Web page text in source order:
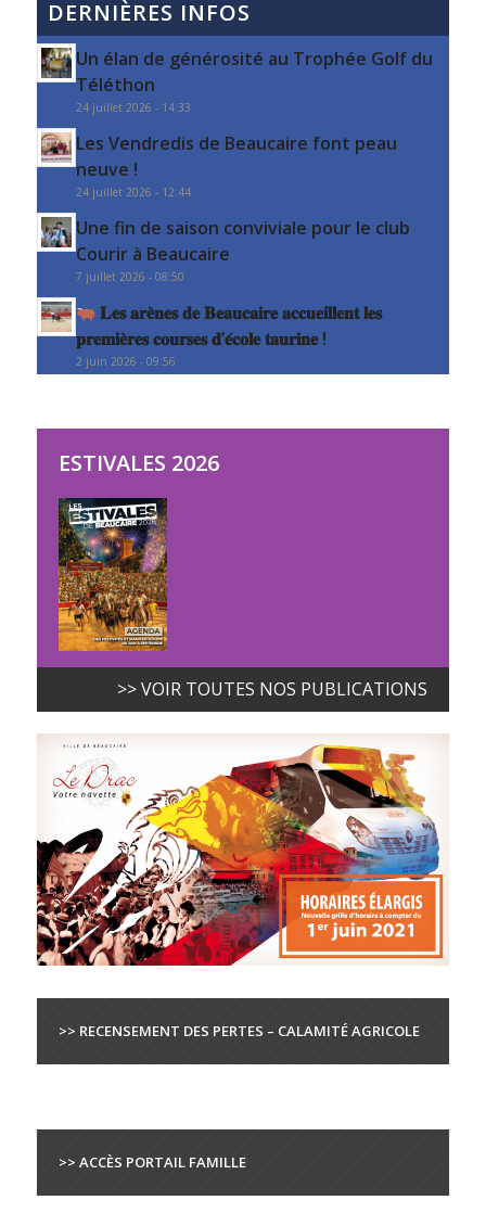
DERNIÈRES INFOS
Un élan de générosité au Trophée Golf du
Téléthon
24 juillet 2026 - 14:33
Les Vendredis de Beaucaire font peau
neuve !
24 juillet 2026 - 12:44
Une fin de saison conviviale pour le club
Courir à Beaucaire
7 juillet 2026 - 08:50
𝐋𝐞𝐬 𝐚𝐫𝐞̀𝐧𝐞𝐬 𝐝𝐞 𝐁𝐞𝐚𝐮𝐜𝐚𝐢𝐫𝐞 𝐚𝐜𝐜𝐮𝐞𝐢𝐥𝐥𝐞𝐧𝐭 𝐥𝐞𝐬
𝐩𝐫𝐞𝐦𝐢𝐞̀𝐫𝐞𝐬 𝐜𝐨𝐮𝐫𝐬𝐞𝐬 𝐝’𝐞́𝐜𝐨𝐥𝐞 𝐭𝐚𝐮𝐫𝐢𝐧𝐞 !
2 juin 2026 - 09:56
ESTIVALES 2026
>> VOIR TOUTES NOS PUBLICATIONS
>> RECENSEMENT DES PERTES – CALAMITÉ AGRICOLE
>> ACCÈS PORTAIL FAMILLE